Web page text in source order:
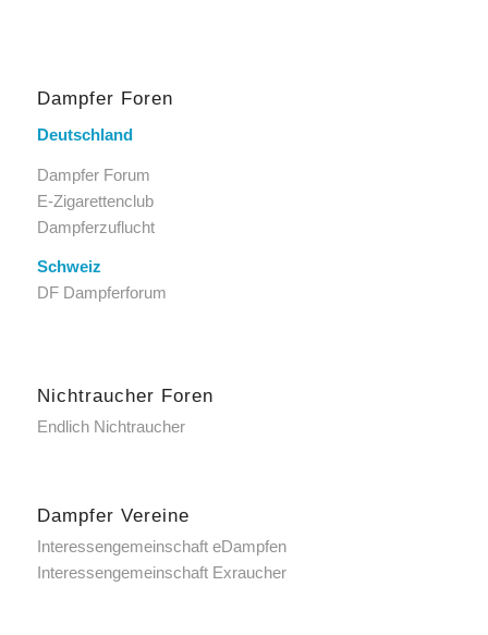
Dampfer Foren
Deutschland
Dampfer Forum
E-Zigarettenclub
Dampferzuflucht
Schweiz
DF Dampferforum
Nichtraucher Foren
Endlich Nichtraucher
Dampfer Vereine
Interessengemeinschaft eDampfen
Interessengemeinschaft Exraucher